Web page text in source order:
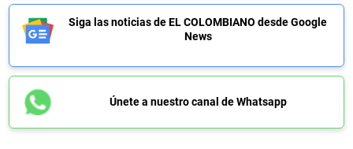
Siga las noticias de EL COLOMBIANO desde Google
News
Únete a nuestro canal de Whatsapp